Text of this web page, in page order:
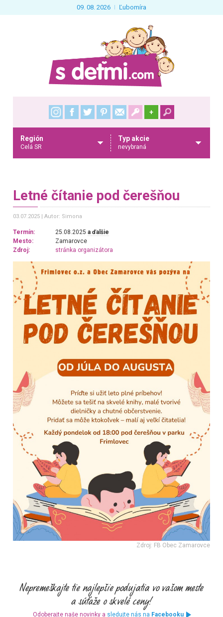
09. 08. 2026 Ľubomíra
+
Región
Celá SR
Typ akcie
nevybraná
Letné čítanie pod čerešňou
03.07.2025 Autor: Simona
Termín: 25.08.2025a ďalšie
Mesto:
Zamarovce
Zdroj:
stránka organizátora
Zdroj: FB Obec Zamarovce
Odoberajte naše novinky a sledujte nás na Facebooku